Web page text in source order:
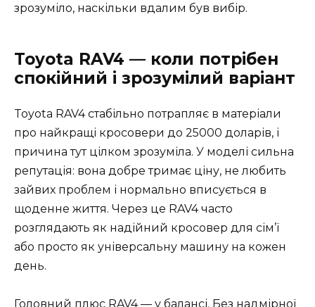
зрозуміло, наскільки вдалим був вибір.
Toyota RAV4 — коли потрібен
спокійний і зрозумілий варіант
Toyota RAV4 стабільно потрапляє в матеріали
про найкращі кросовери до 25000 доларів, і
причина тут цілком зрозуміла. У моделі сильна
репутація: вона добре тримає ціну, не любить
зайвих проблем і нормально вписується в
щоденне життя. Через це RAV4 часто
розглядають як надійний кросовер для сім’ї
або просто як універсальну машину на кожен
день.
Головний плюс RAV4 — у балансі. Без надмірної